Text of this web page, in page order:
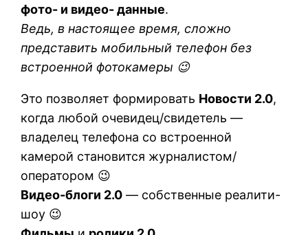
фото- и видео- данные.
Ведь, в настоящее время, сложно
представить мобильный телефон без
встроенной фотокамеры 😉
Это позволяет формировать Новости 2.0,
когда любой очевидец/свидетель —
владелец телефона со встроенной
камерой становится журналистом/
оператором 😉
Видео-блоги 2.0 — собственные реалити-
шоу 😉